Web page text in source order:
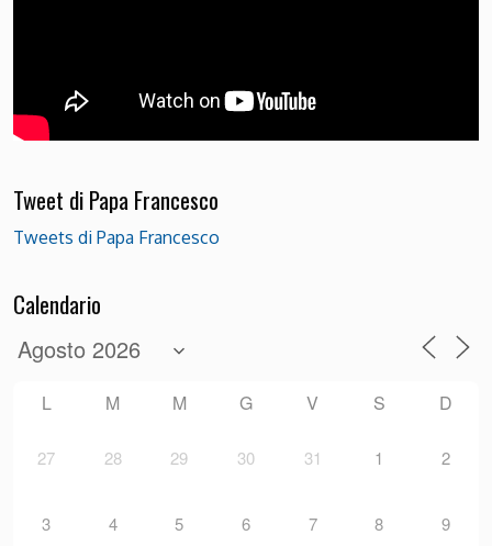
Tweet di Papa Francesco
Tweets di Papa Francesco
Calendario
L M M G V S D
27 28 29 30 31 1 2
3 4 5 6 7 8 9